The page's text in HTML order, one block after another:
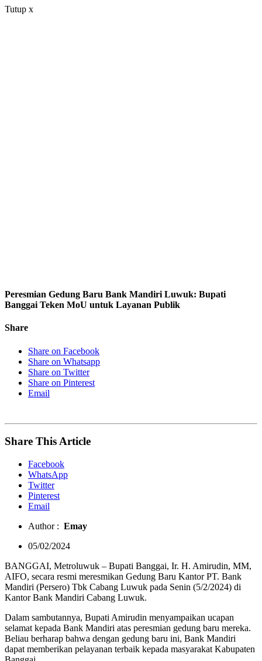
Tutup x
Peresmian Gedung Baru Bank Mandiri Luwuk: Bupati
Banggai Teken MoU untuk Layanan Publik
Share
Share on Facebook
Share on Whatsapp
Share on Twitter
Share on Pinterest
Email
Share This Article
Facebook
WhatsApp
Twitter
Pinterest
Email
Author : Emay
05/02/2024
BANGGAI, Metroluwuk – Bupati Banggai, Ir. H. Amirudin, MM,
AIFO, secara resmi meresmikan Gedung Baru Kantor PT. Bank
Mandiri (Persero) Tbk Cabang Luwuk pada Senin (5/2/2024) di
Kantor Bank Mandiri Cabang Luwuk.
Dalam sambutannya, Bupati Amirudin menyampaikan ucapan
selamat kepada Bank Mandiri atas peresmian gedung baru mereka.
Beliau berharap bahwa dengan gedung baru ini, Bank Mandiri
dapat memberikan pelayanan terbaik kepada masyarakat Kabupaten